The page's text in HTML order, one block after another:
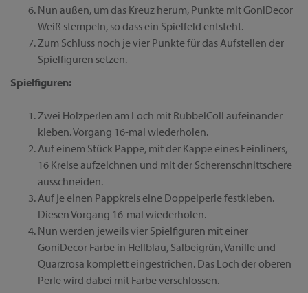
Nun außen, um das Kreuz herum, Punkte mit GoniDecor
Weiß stempeln, so dass ein Spielfeld entsteht.
Zum Schluss noch je vier Punkte für das Aufstellen der
Spielfiguren setzen.
Spielfiguren:
Zwei Holzperlen am Loch mit RubbelColl aufeinander
kleben. Vorgang 16-mal wiederholen.
Auf einem Stück Pappe, mit der Kappe eines Feinliners,
16 Kreise aufzeichnen und mit der Scherenschnittschere
ausschneiden.
Auf je einen Pappkreis eine Doppelperle festkleben.
Diesen Vorgang 16-mal wiederholen.
Nun werden jeweils vier Spielfiguren mit einer
GoniDecor Farbe in Hellblau, Salbeigrün, Vanille und
Quarzrosa komplett eingestrichen. Das Loch der oberen
Perle wird dabei mit Farbe verschlossen.